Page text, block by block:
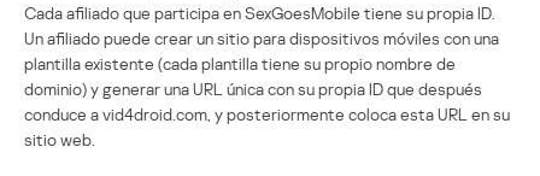
Cada afiliado que participa en SexGoesMobile tiene su propia ID.
Un afiliado puede crear un sitio para dispositivos móviles con una
plantilla existente (cada plantilla tiene su propio nombre de
dominio) y generar una URL única con su propia ID que después
conduce a vid4droid.com, y posteriormente coloca esta URL en su
sitio web.